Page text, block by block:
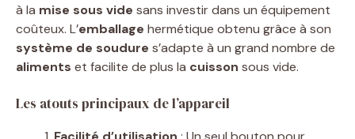
à la mise sous vide sans investir dans un équipement
coûteux. L’emballage hermétique obtenu grâce à son
système de soudure s’adapte à un grand nombre de
aliments et facilite de plus la cuisson sous vide.
Les atouts principaux de l’appareil